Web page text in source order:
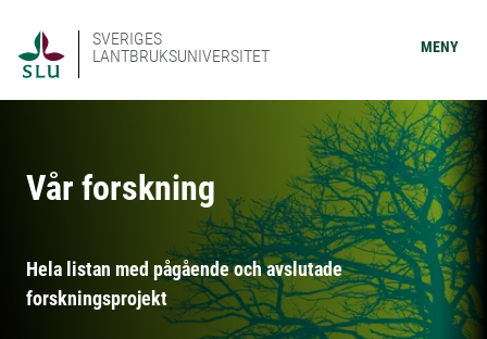
SVERIGES
LANTBRUKSUNIVERSITET
MENY
Vår forskning
Hela listan med pågående och avslutade
forskningsprojekt